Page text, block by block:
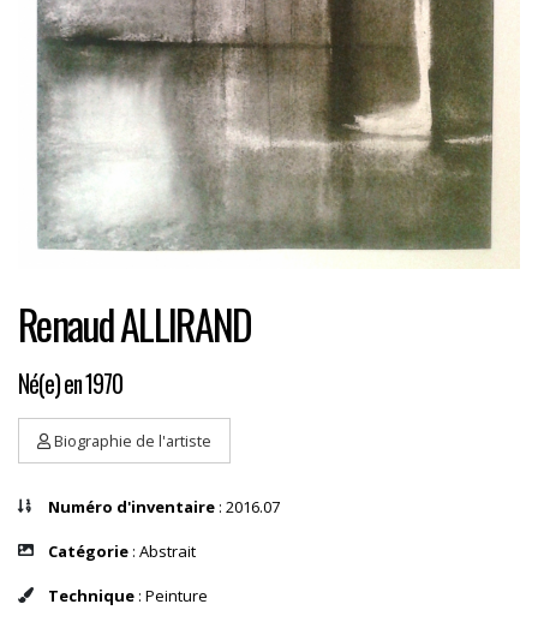
Renaud ALLIRAND
Né(e) en 1970
Biographie de l'artiste
Numéro d'inventaire : 2016.07
Catégorie : Abstrait
Technique : Peinture